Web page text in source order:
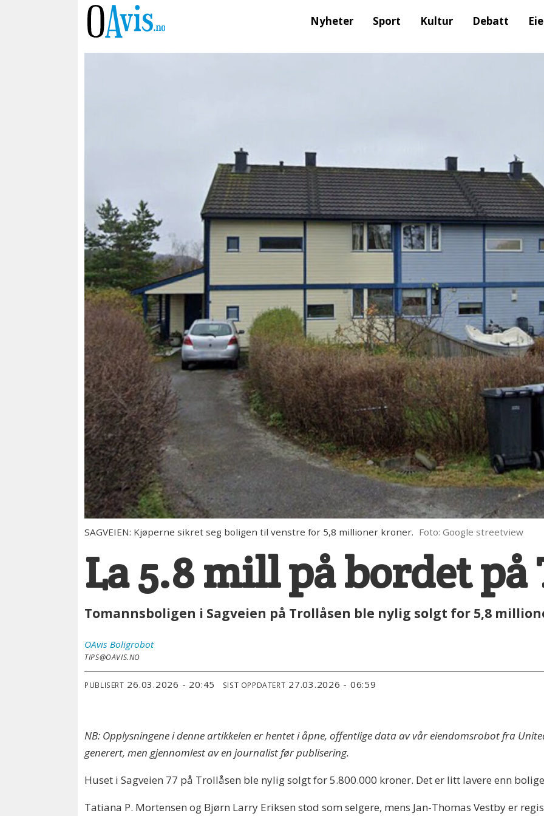
Nyheter Sport Kultur Debatt
SAGVEIEN: Kjøperne sikret seg boligen til venstre for 5,8 millioner kroner. Foto: Google streetview
La 5.8 mill på bordet
Tomannsboligen i Sagveien på Trollåsen ble nylig solgt for 5,8
OAvis Boligrobot
TIPS@OAVIS.NO
PUBLISERT 26.03.2026 - 20:45 SIST OPPDATERT 27.03.2026 - 06:59
NB: Opplysningene i denne artikkelen er hentet i åpne, offentlige data av vår eiendomsrobot fra
generert, men gjennomlest av en journalist før publisering.
Huset i Sagveien 77 på Trollåsen ble nylig solgt for 5.800.000 kroner. Det er litt lavere enn
Tatiana P. Mortensen og Bjørn Larry Eriksen stod som selgere, mens Jan-Thomas Vestby er